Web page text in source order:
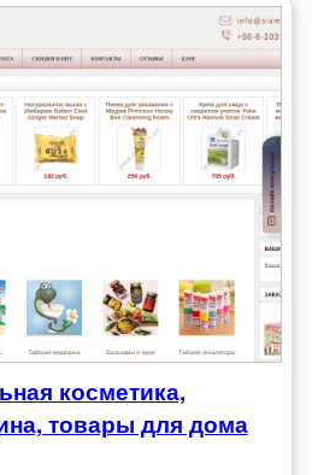
косметика,
товары для дома